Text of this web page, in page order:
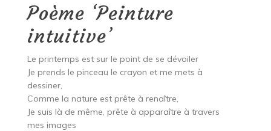
Poème ‘Peinture
intuitive’
Le printemps est sur le point de se dévoiler
Je prends le pinceau le crayon et me mets à
dessiner,
Comme la nature est prête à renaître,
Je suis là de même, prête à apparaître à travers
mes images